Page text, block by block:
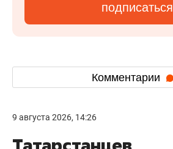
подписаться
Комментарии
9 августа 2026, 14:26